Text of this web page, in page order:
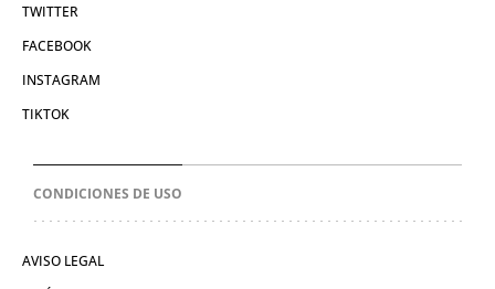
TWITTER
FACEBOOK
INSTAGRAM
TIKTOK
CONDICIONES DE USO
AVISO LEGAL